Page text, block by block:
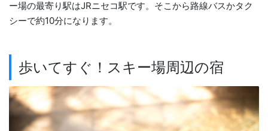
ー場の最寄り駅はJRニセコ駅です。そこから路線バスかタク
シーで約10分になります。
歩いてすぐ！スキー場周辺の宿